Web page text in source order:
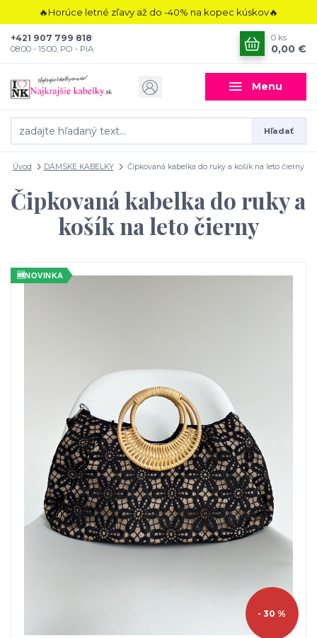
🔥Horúce letné zľavy až do -40% na kopec kúskov🔥
Menu
Hľadať
+421 907 799 818
08:00 - 15:00, PO - PIA
0 ks
0,00 €
Úvod DÁMSKE KABELKY Čipkovaná kabelka do ruky a košík na leto čierny
Čipkovaná kabelka do ruky a
košík na leto čierny
- 30 %
🆕NOVINKA